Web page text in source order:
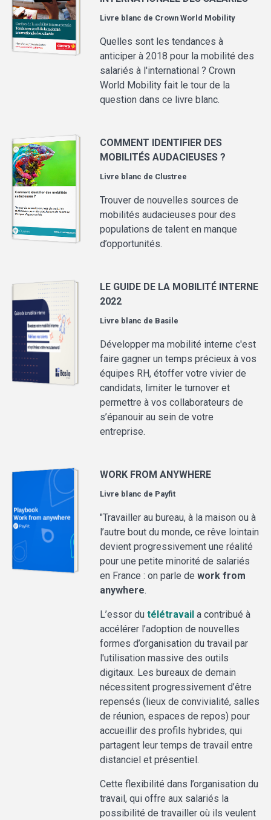
Livre blanc de Crown World Mobility
Quelles sont les tendances à
anticiper à 2018 pour la mobilité des
salariés à l'international ? Crown
World Mobility fait le tour de la
question dans ce livre blanc.
COMMENT IDENTIFIER DES
MOBILITÉS AUDACIEUSES ?
Livre blanc de Clustree
Trouver de nouvelles sources de
mobilités audacieuses pour des
populations de talent en manque
d’opportunités.
LE GUIDE DE LA MOBILITÉ INTERNE
2022
Livre blanc de Basile
Développer ma mobilité interne c'est
faire gagner un temps précieux à vos
équipes RH, étoffer votre vivier de
candidats, limiter le turnover et
permettre à vos collaborateurs de
s’épanouir au sein de votre
entreprise.
WORK FROM ANYWHERE
Livre blanc de Payfit
"Travailler au bureau, à la maison ou à
l’autre bout du monde, ce rêve lointain
devient progressivement une réalité
pour une petite minorité de salariés
en France : on parle dework from
anywhere.
L’essor dutélétravail a contribué à
accélérer l’adoption de nouvelles
formes d’organisation du travail par
l'utilisation massive des outils
digitaux. Les bureaux de demain
nécessitent progressivement d’être
repensés (lieux de convivialité, salles
de réunion, espaces de repos) pour
accueillir des profils hybrides, qui
partagent leur temps de travail entre
distanciel et présentiel.
Cette flexibilité dans l’organisation du
travail, qui offre aux salariés la
possibilité de travailler où ils veulent